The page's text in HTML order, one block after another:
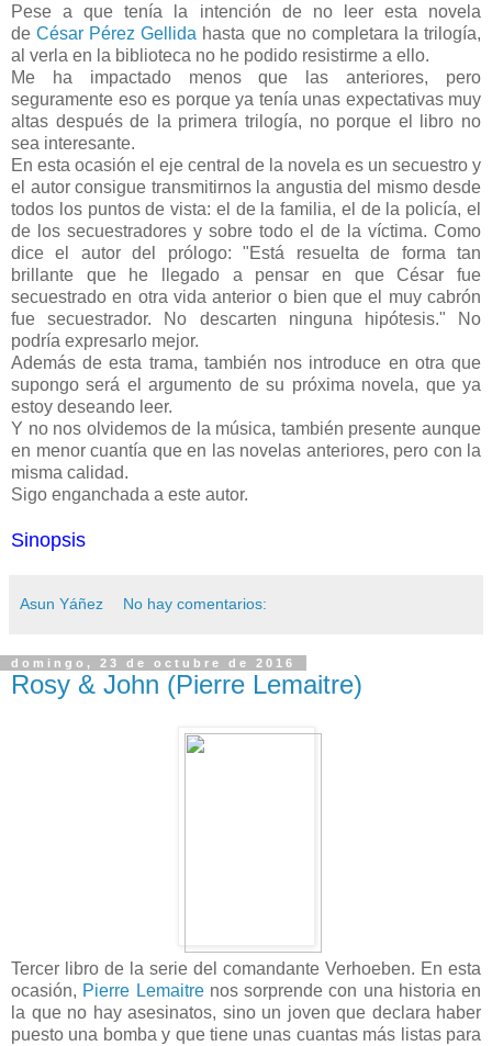
Pese a que tenía la intención de no leer esta novela
deCésar Pérez Gellida hasta que no completara la trilogía,
al verla en la biblioteca no he podido resistirme a ello.
Me ha impactado menos que las anteriores, pero
seguramente eso es porque ya tenía unas expectativas muy
altas después de la primera trilogía, no porque el libro no
sea interesante.
En esta ocasión el eje central de la novela es un secuestro y
el autor consigue transmitirnos la angustia del mismo desde
todos los puntos de vista: el de la familia, el de la policía, el
de los secuestradores y sobre todo el de la víctima. Como
dice el autor del prólogo: "Está resuelta de forma tan
brillante que he llegado a pensar en que César fue
secuestrado en otra vida anterior o bien que el muy cabrón
fue secuestrador. No descarten ninguna hipótesis." No
podría expresarlo mejor.
Además de esta trama, también nos introduce en otra que
supongo será el argumento de su próxima novela, que ya
estoy deseando leer.
Y no nos olvidemos de la música, también presente aunque
en menor cuantía que en las novelas anteriores, pero con la
misma calidad.
Sigo enganchada a este autor.
Sinopsis
Asun Yáñez No hay comentarios:
domingo, 23 de octubre de 2016
Rosy & John (Pierre Lemaitre)
Tercer libro de la serie del comandante Verhoeben. En esta
ocasión, Pierre Lemaitrenos sorprende con una historia en
la que no hay asesinatos, sino un joven que declara haber
puesto una bomba y que tiene unas cuantas más listas para